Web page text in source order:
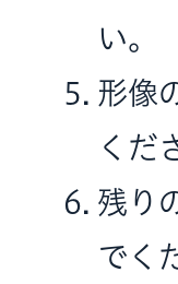
い。
形像
くだ
残り
でく